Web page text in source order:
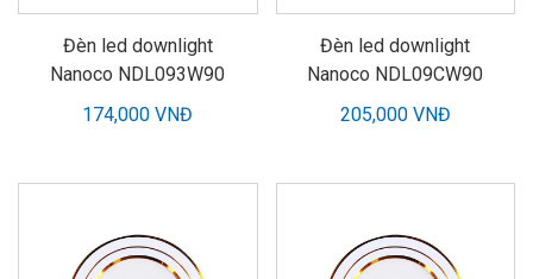
Đèn led downlight
Nanoco NDL093W90
174,000 VNĐ
Đèn led downlight
Nanoco NDL09CW90
205,000 VNĐ